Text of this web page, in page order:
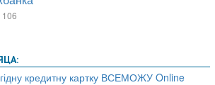
кредитну картку ВСЕМОЖУ Online